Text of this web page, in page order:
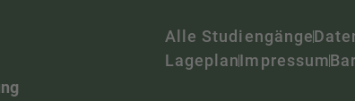
Alle Studiengänge
LageplanImpressum